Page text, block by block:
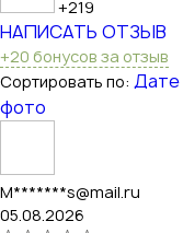
+219
НАПИСАТЬ ОТЗЫВ
+20 бонусов за отзыв
Сортировать по: Дате
фото
M*******s@mail.ru
05.08.2026